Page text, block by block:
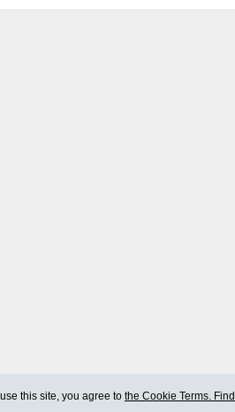
this site, you agree to the Cookie Terms. Find